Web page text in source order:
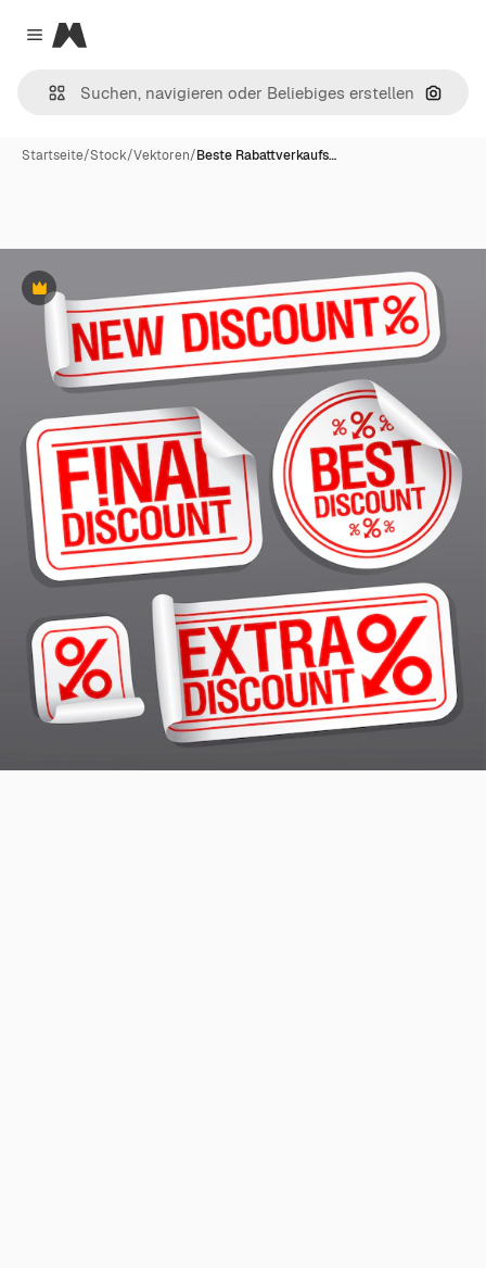
Close menu
Magnific
Nach
Startseite/Stock/Vektoren/Beste Rabattverkaufs…
Premium